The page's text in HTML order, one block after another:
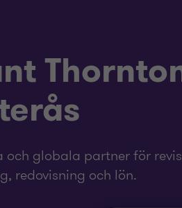
och globala partner för
redovisning och lön.